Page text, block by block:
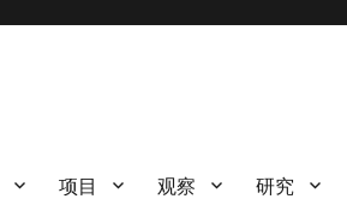
项目 观察 研究